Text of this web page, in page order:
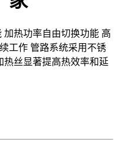
热功率自由切换功能 高
工作 管路系统采用不锈
热丝显著提高热效率和延